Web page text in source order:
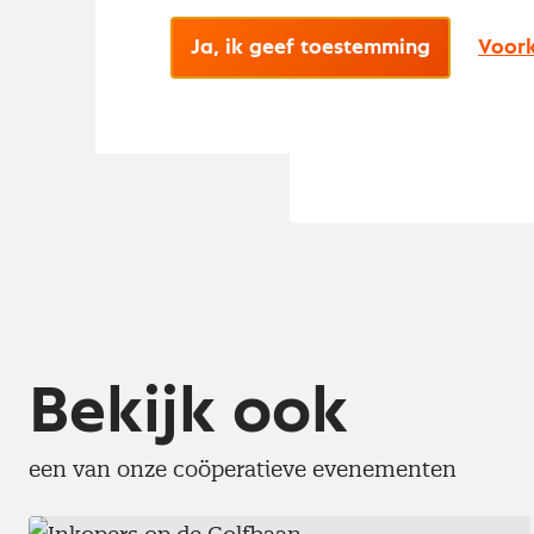
partnerpakket
de
Bekijk ook
een van onze coöperatieve evenementen
Ja, ik geef toestemming